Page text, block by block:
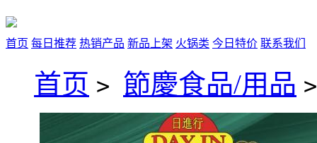
首页 每日推荐 热销产品 新品上架 火锅类 今日特价 联系我们
首页 > 節慶食品/用品